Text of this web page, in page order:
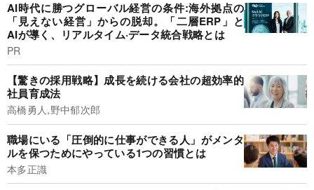
AI時代に勝つグローバル経営の条件:海外拠点の
「見えない経営」からの脱却。「二層ERP」と
AIが導く、リアルタイム·データ統合戦略とは
PR
【驚きの採用戦略】成長を続ける会社の超効率的
社員育成法
高橋勇人,野中郁次郎
職場にいる「圧倒的に仕事ができる人」がメンタ
ルを保つためにやっている1つの習慣とは
本多正識